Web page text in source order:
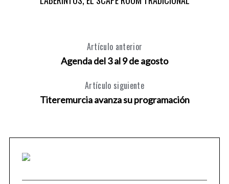
Artículo anterior
Agenda del 3 al 9 de agosto
Artículo siguiente
Titeremurcia avanza su programación